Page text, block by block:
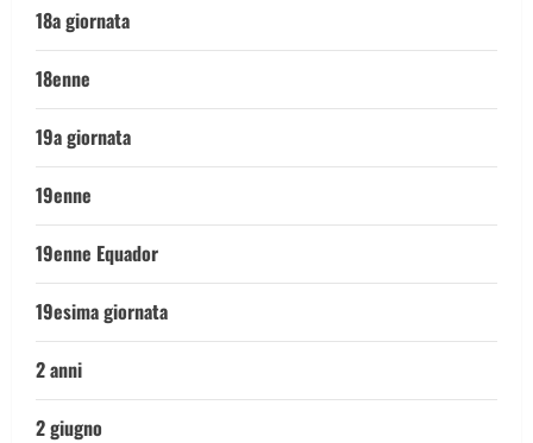
18a giornata
18enne
19a giornata
19enne
19enne Equador
19esima giornata
2 anni
2 giugno